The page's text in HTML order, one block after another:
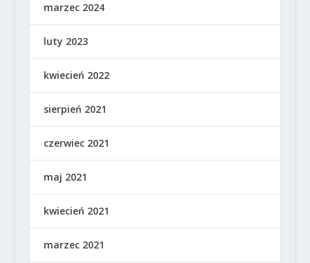
marzec 2024
luty 2023
kwiecień 2022
sierpień 2021
czerwiec 2021
maj 2021
kwiecień 2021
marzec 2021